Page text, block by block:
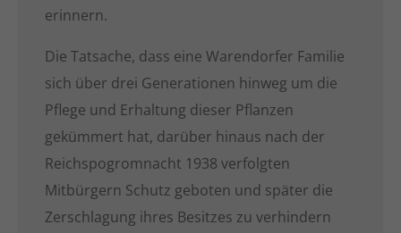
erinnern.
Die Tatsache, dass eine Warendorfer Familie
sich über drei Generationen hinweg um die
Pflege und Erhaltung dieser Pflanzen
gekümmert hat, darüber hinaus nach der
Reichspogromnacht 1938 verfolgten
Mitbürgern Schutz geboten und später die
Zerschlagung ihres Besitzes zu verhindern